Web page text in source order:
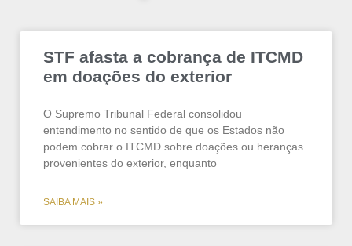
STF afasta a cobrança de ITCMD
em doações do exterior
O Supremo Tribunal Federal consolidou
entendimento no sentido de que os Estados não
podem cobrar o ITCMD sobre doações ou heranças
provenientes do exterior, enquanto
SAIBA MAIS »